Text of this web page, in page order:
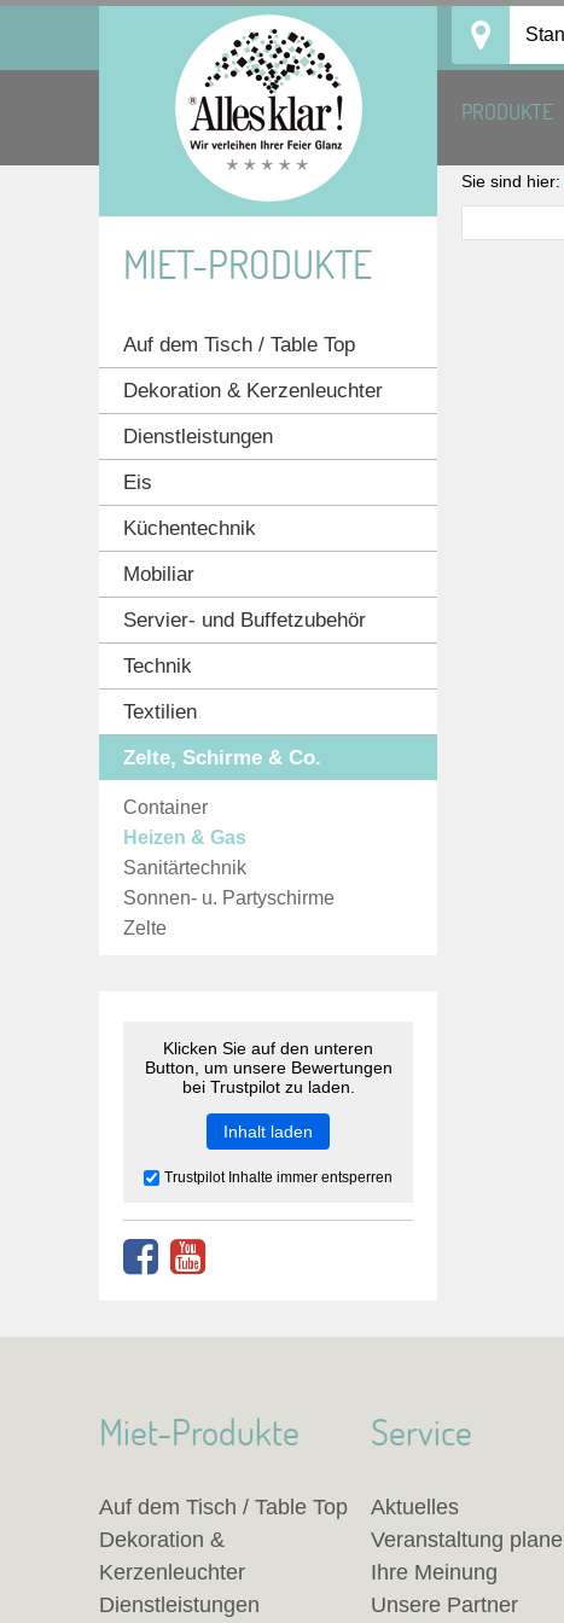
PRODUKTE
Sie sind hier:
MIET-PRODUKTE
Auf dem Tisch / Table Top
Dekoration & Kerzenleuchter
Dienstleistungen
Eis
Küchentechnik
Mobiliar
Servier- und Buffetzubehör
Technik
Textilien
Zelte, Schirme & Co.
Container
Heizen & Gas
Sanitärtechnik
Sonnen- u. Partyschirme
Zelte
Klicken Sie auf den unteren
Button, um unsere Bewertungen
bei Trustpilot zu laden.
Inhalt laden
Trustpilot Inhalte immer entsperren
Miet-Produkte
Auf dem Tisch / Table Top
Dekoration &
Kerzenleuchter
Dienstleistungen
Service
Aktuelles
Veranstaltung
Ihre Meinung
Unsere Partner